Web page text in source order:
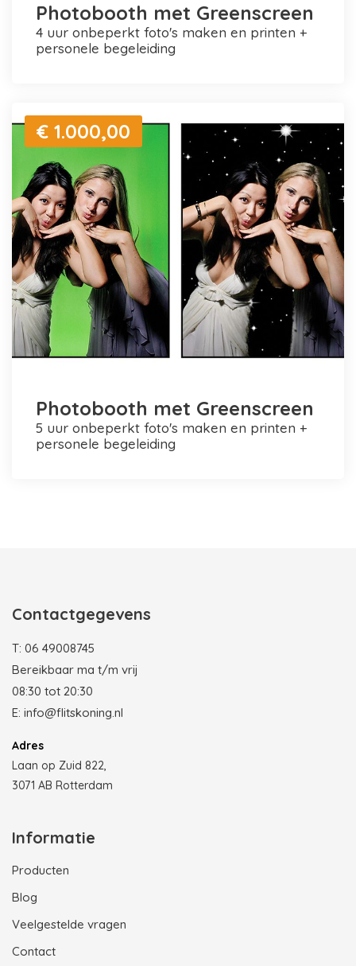
Photobooth met Greenscreen
4 uur onbeperkt foto's maken en printen +
personele begeleiding
€ 1.000,00
Photobooth met Greenscreen
5 uur onbeperkt foto's maken en printen +
personele begeleiding
Contactgegevens
T: 06 49008745
Bereikbaar ma t/m vrij
08:30 tot 20:30
E: info@flitskoning.nl
Adres
Laan op Zuid 822,
3071 AB Rotterdam
Informatie
Producten
Blog
Veelgestelde vragen
Contact